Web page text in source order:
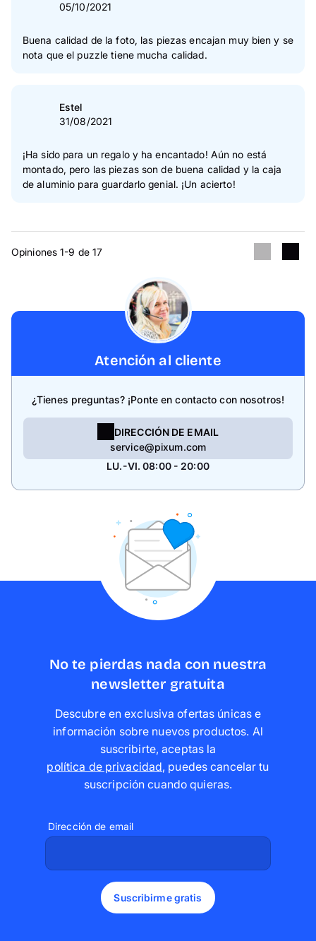
05/10/2021
Buena calidad de la foto, las piezas encajan muy bien y se
nota que el puzzle tiene mucha calidad.
Estel
31/08/2021
¡Ha sido para un regalo y ha encantado! Aún no está
montado, pero las piezas son de buena calidad y la caja
de aluminio para guardarlo genial. ¡Un acierto!
Opiniones 1-9 de 17
Atención al cliente
¿Tienes preguntas? ¡Ponte en contacto con nosotros!
DIRECCIÓN DE EMAIL
service@pixum.com
LU.-VI. 08:00 - 20:00
No te pierdas nada con nuestra
newsletter gratuita
Descubre en exclusiva ofertas únicas e
información sobre nuevos productos. Al
suscribirte, aceptas la
política de privacidad, puedes cancelar tu
suscripción cuando quieras.
Dirección de email
Suscribirme gratis